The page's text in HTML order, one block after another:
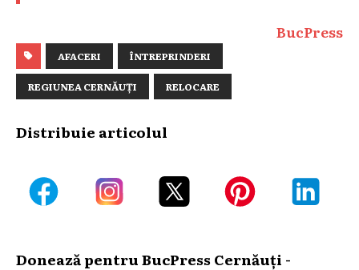
BucPress
AFACERI ÎNTREPRINDERI
REGIUNEA CERNĂUȚI RELOCARE
Distribuie articolul
Donează pentru BucPress Cernăuți -